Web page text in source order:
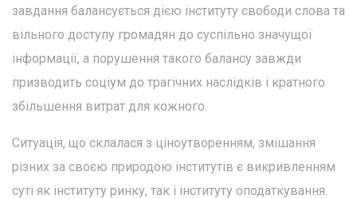
завдання балансується дією інституту свободи слова та
вільного доступу громадян до суспільно значущої
інформації, а порушення такого балансу завжди
призводить соціум до трагічних наслідків і кратного
збільшення витрат для кожного.
Ситуація, що склалася з ціноутворенням, змішання
різних за своєю природою інститутів є викривленням
суті як інституту ринку, так і інституту оподаткування.